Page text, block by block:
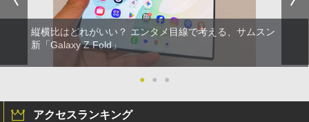
縦横比はどれがいい？ エンタメ目線で考える、サムスン
新「Galaxy Z Fold」
● ● ●
アクセスランキング